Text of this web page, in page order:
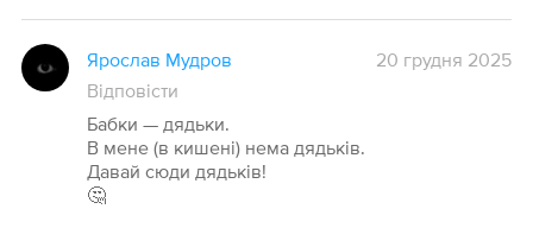
Ярослав Мудров
20 грудня 2025
Відповісти
Бабки — дядьки.
В мене (в кишені) нема дядьків.
Давай сюди дядьків!
🤔